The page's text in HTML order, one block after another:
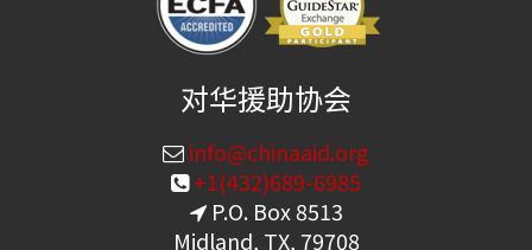
对华援助协会
info@chinaaid.org
+1(432)689-6985
P.O. Box 8513
Midland, TX, 79708